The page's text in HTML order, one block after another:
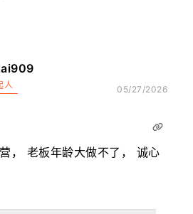
人 05/27/2026
， 老板年龄大做不了， 诚心